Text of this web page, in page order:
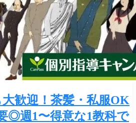
歓迎！茶髪・私服OK
◎週1〜得意な1教科で